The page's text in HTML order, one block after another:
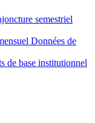
semestriel
Données de
de base institutionnel